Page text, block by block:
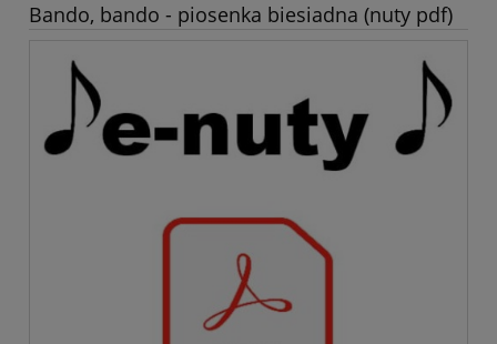
Bando, bando - piosenka biesiadna (nuty pdf)